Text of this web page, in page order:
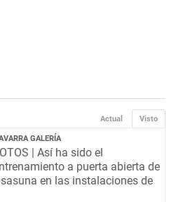
Visto
Actual
GALERÍA
| Así ha sido el
a puerta abierta de
en las instalaciones de